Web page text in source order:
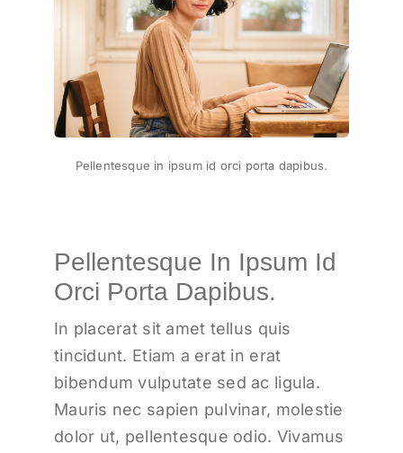
Pellentesque in ipsum id orci porta dapibus.
Pellentesque In Ipsum Id
Orci Porta Dapibus.
In placerat sit amet tellus quis
tincidunt. Etiam a erat in erat
bibendum vulputate sed ac ligula.
Mauris nec sapien pulvinar, molestie
dolor ut, pellentesque odio. Vivamus